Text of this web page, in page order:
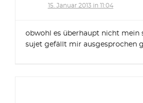
15. Januar 2013 in 11:04
obwohl es überhaupt nicht mein
sujet gefällt mir ausgesprochen